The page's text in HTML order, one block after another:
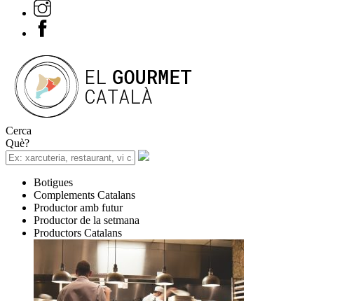
Cerca
Què?
Botigues
Complements Catalans
Productor amb futur
Productor de la setmana
Productors Catalans